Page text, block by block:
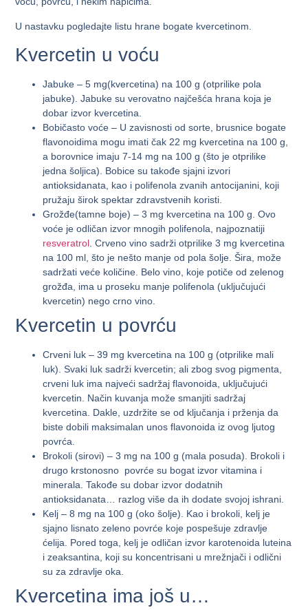
U nastavku pogledajte listu hrane bogate kvercetinom.
Kvercetin u voću
Jabuke – 5 mg(kvercetina) na 100 g (otprilike pola
jabuke). Jabuke su verovatno najčešća hrana koja je
dobar izvor kvercetina.
Bobičasto voće – U zavisnosti od sorte, brusnice bogate
flavonoidima mogu imati čak 22 mg kvercetina na 100 g,
a borovnice imaju 7-14 mg na 100 g (što je otprilike
jedna šoljica). Bobice su takođe sjajni izvori
antioksidanata, kao i polifenola zvanih antocijanini, koji
pružaju širok spektar zdravstvenih koristi.
Grožđe(tamne boje) – 3 mg kvercetina na 100 g. Ovo
voće je odličan izvor mnogih polifenola, najpoznatiji
resveratrol . Crveno vino sadrži otprilike 3 mg kvercetina
na 100 ml, što je nešto manje od pola šolje. Šira, može
sadržati veće količine. Belo vino, koje potiče od zelenog
grožđa, ima u proseku manje polifenola (uključujući
kvercetin) nego crno vino.
Kvercetin u povrću
Crveni luk – 39 mg kvercetina na 100 g (otprilike mali
luk). Svaki luk sadrži kvercetin; ali zbog svog pigmenta,
crveni luk ima najveći sadržaj flavonoida, uključujući
kvercetin. Način kuvanja može smanjiti sadržaj
kvercetina. Dakle, uzdržite se od ključanja i prženja da
biste dobili maksimalan unos flavonoida iz ovog ljutog
povrća.
Brokoli (sirovi) – 3 mg na 100 g (mala posuda). Brokoli i
drugo krstonosno povrće su bogat izvor vitamina i
minerala. Takođe su dobar izvor dodatnih
antioksidanata… razlog više da ih dodate svojoj ishrani.
Kelj – 8 mg na 100 g (oko šolje). Kao i brokoli, kelj je
sjajno lisnato zeleno povrće koje pospešuje zdravlje
ćelija. Pored toga, kelj je odličan izvor karotenoida luteina
i zeaksantina, koji su koncentrisani u mrežnjači i odlični
su za zdravlje oka.
Kvercetina ima još u…